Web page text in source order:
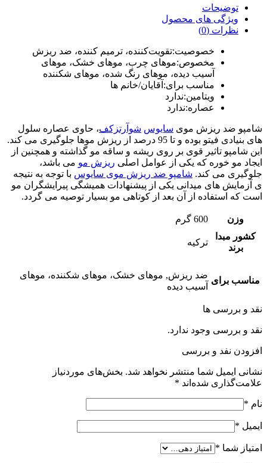
توضیحات
ویژگی های محصول
نظرات (0)
خصوصیت:تقویت‌کننده، ترمیم کننده، ضد ریزش
مخصوص:موهای چرب، موهای خشک، موهای
آسیب دیده، موهای رنگ شده، موهای شکننده
مناسب برای:آقایان/خانم ها
ویتامین:ندارد
عصاره:ندارد
شامپو ضد ریزش موی سایوس شوآرتزکف، حاوی عصاره سلول
های بنیادی فیتو بوده و تا 95 درصد از ریزش موها جلوگیری می کند.
این شامپو تاثیر قوی بر روی ریشه و ساقه مو گذاشته و همچنین از
ایجاد مو خوره که یکی از عوامل اصلی ریزش مو می باشد،
جلوگیری می کند. شامپو ضد ریزش موی سایوس با توجه به نتیجه
ی آزمایش های میدانی یکی از پیشنهادات همیشگی پیرایشگران مو
است که استفاده از آن بعد از کوتاهی مو بسیار توصیه می گردد.
وزن
600 گرم
کشور مبدا
برند
ترکیه
مناسب برای
ضد ریزش, موهای خشک، موهای شکننده، موهای
آسیب دیده
نقد و بررسی ها
نقد و بررسی وجود ندارد.
افزودن نفد و بررسی
نشانی ایمیل شما منتشر نخواهد شد. بخش‌های موردنیاز
علامت‌گذاری شده‌اند *
نام *
ایمیل *
امتیاز شما *